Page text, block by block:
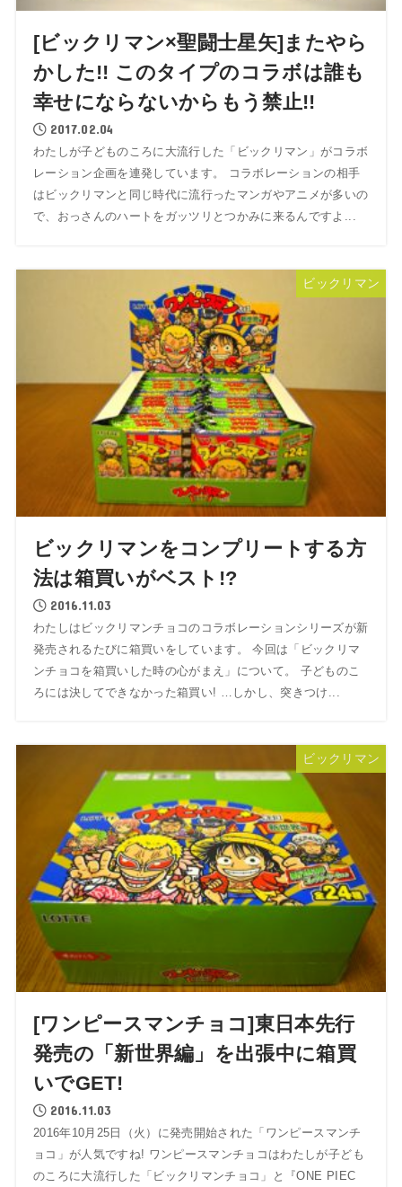
[ビックリマン×聖闘士星矢]またやら
かした!! このタイプのコラボは誰も
幸せにならないからもう禁止!!
2017.02.04
わたしが子どものころに大流行した「ビックリマン」がコラボ
レーション企画を連発しています。 コラボレーションの相手
はビックリマンと同じ時代に流行ったマンガやアニメが多いの
で、おっさんのハートをガッツリとつかみに来るんですよ...
ビックリマン
ビックリマンをコンプリートする方
法は箱買いがベスト!?
2016.11.03
わたしはビックリマンチョコのコラボレーションシリーズが新
発売されるたびに箱買いをしています。 今回は「ビックリマ
ンチョコを箱買いした時の心がまえ」について。 子どものこ
ろには決してできなかった箱買い! …しかし、突きつけ...
ビックリマン
[ワンピースマンチョコ]東日本先行
発売の「新世界編」を出張中に箱買
いでGET!
2016.11.03
2016年10月25日（火）に発売開始された「ワンピースマンチ
ョコ」が人気ですね! ワンピースマンチョコはわたしが子ども
のころに大流行した「ビックリマンチョコ」と『ONE PIEC